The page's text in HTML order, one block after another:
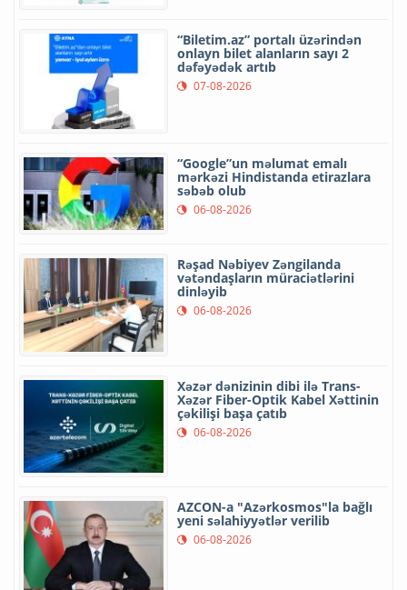
“Biletim.az” portalı üzərindən
onlayn bilet alanların sayı 2
dəfəyədək artıb
07-08-2026
“Google”un məlumat emalı
mərkəzi Hindistanda etirazlara
səbəb olub
06-08-2026
Rəşad Nəbiyev Zəngilanda
vətəndaşların müraciətlərini
dinləyib
06-08-2026
Xəzər dənizinin dibi ilə Trans-
Xəzər Fiber-Optik Kabel Xəttinin
çəkilişi başa çatıb
06-08-2026
AZCON-a "Azərkosmos"la bağlı
yeni səlahiyyətlər verilib
06-08-2026